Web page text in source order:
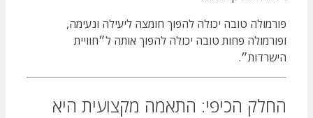
פורמולה טובה יכולה להפוך חומצה ליעילה ונעימה,
ופורמולה פחות טובה יכולה להפוך אותה ל״חוויית
הישרדות״.
החלק הכיפי: התאמה מקצועית היא